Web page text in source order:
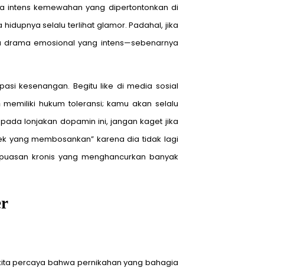
intens kemewahan yang dipertontonkan di
selalu terlihat glamor. Padahal, jika
emosional yang intens—sebenarnya
kesenangan. Begitu like di media sosial
hukum toleransi; kamu akan selalu
lonjakan dopamin ini, jangan kaget jika
yang membosankan” karena dia tidak lagi
kronis yang menghancurkan banyak
percaya bahwa pernikahan yang bahagia